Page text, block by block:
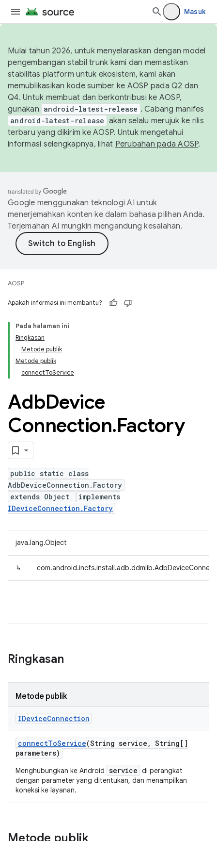
Masuk
Mulai tahun 2026, untuk menyelaraskan dengan model
pengembangan stabil trunk kami dan memastikan
stabilitas platform untuk ekosistem, kami akan
memublikasikan kode sumber ke AOSP pada Q2 dan
Q4. Untuk membuat dan berkontribusi ke AOSP,
gunakan android-latest-release . Cabang manifes
android-latest-release akan selalu merujuk ke rilis
terbaru yang dikirim ke AOSP. Untuk mengetahui
informasi selengkapnya, lihat Perubahan pada AOSP.
Google menggunakan teknologi AI untuk
menerjemahkan konten ke dalam bahasa pilihan Anda.
Terjemahan AI mungkin mengandung kesalahan.
AOSP
Apakah informasi ini membantu?
Pada halaman ini
Ringkasan
Metode publik
Metode publik
connectToService
AdbDevice
Connection.Factory
public static class
AdbDeviceConnection.Factory
extends Object
implements
IDeviceConnection.Factory
java.lang.Object
↳
Ringkasan
Metode publik
IDeviceConnection
connectToService(String service , String[]
parameters)
Menghubungkan ke Android service di perangkat
dengan parameter yang ditentukan, dan menampilkan
koneksi ke layanan.
Metode publik